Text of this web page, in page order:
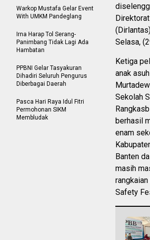
Selasa,
Ketiga
anak
Sekolah
berhasil
enam
Banten
masih
Safety
Warkop Mustafa Gelar Event
With UMKM Pandeglang
Irna Harap Tol Serang-
Panimbang Tidak Lagi Ada
Hambatan
PPBNI Gelar Tasyakuran
Dihadiri Seluruh Pengurus
Diberbagai Daerah
Pasca Hari Raya Idul Fitri
Permohonan SIKM
Membludak